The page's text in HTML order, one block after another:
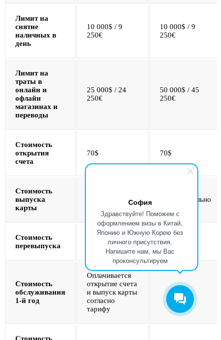
София
Здравствуйте! Поможем с
оформлением визы в Китай,
Японию и Южную Корею без
личного присутствия.
Напишите нам, мы Вас
проконсультируем
Лимит на
снятие
наличных в
день
10 000$ / 9
250€
10 000$ / 9
250€
Лимит на
траты в
онлайн и
офлайн
магазинах и
переводы
25 000$ / 24
250€
50 000$ / 45
250€
Стоимость
открытия
счета
70$ 70$
Стоимость
выпуска
карты
(дополнительно
(дополнительно
Стоимость
перевыпуска
15 000₽ 15 000₽
Стоимость
обслуживания
1-й год
Оплачивается
открытие счета
и выпуск карты
согласно
тарифу
Стоимость